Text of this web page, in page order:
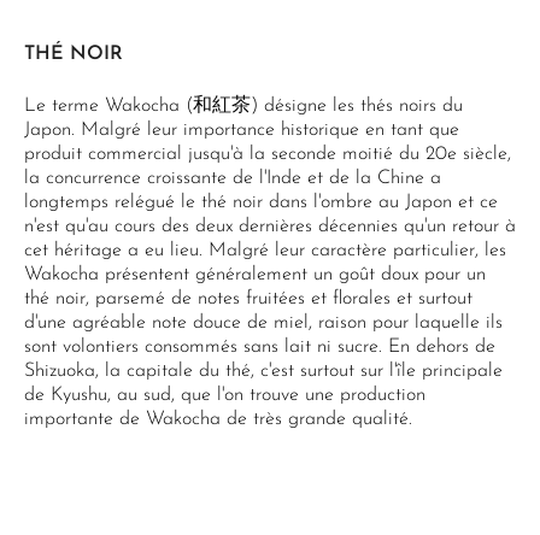
THÉ NOIR
Le terme Wakocha (和紅茶) désigne les thés noirs du
Japon. Malgré leur importance historique en tant que
produit commercial jusqu'à la seconde moitié du 20e siècle,
la concurrence croissante de l'Inde et de la Chine a
longtemps relégué le thé noir dans l'ombre au Japon et ce
n'est qu'au cours des deux dernières décennies qu'un retour à
cet héritage a eu lieu. Malgré leur caractère particulier, les
Wakocha présentent généralement un goût doux pour un
thé noir, parsemé de notes fruitées et florales et surtout
d'une agréable note douce de miel, raison pour laquelle ils
sont volontiers consommés sans lait ni sucre. En dehors de
Shizuoka, la capitale du thé, c'est surtout sur l'île principale
de Kyushu, au sud, que l'on trouve une production
importante de Wakocha de très grande qualité.